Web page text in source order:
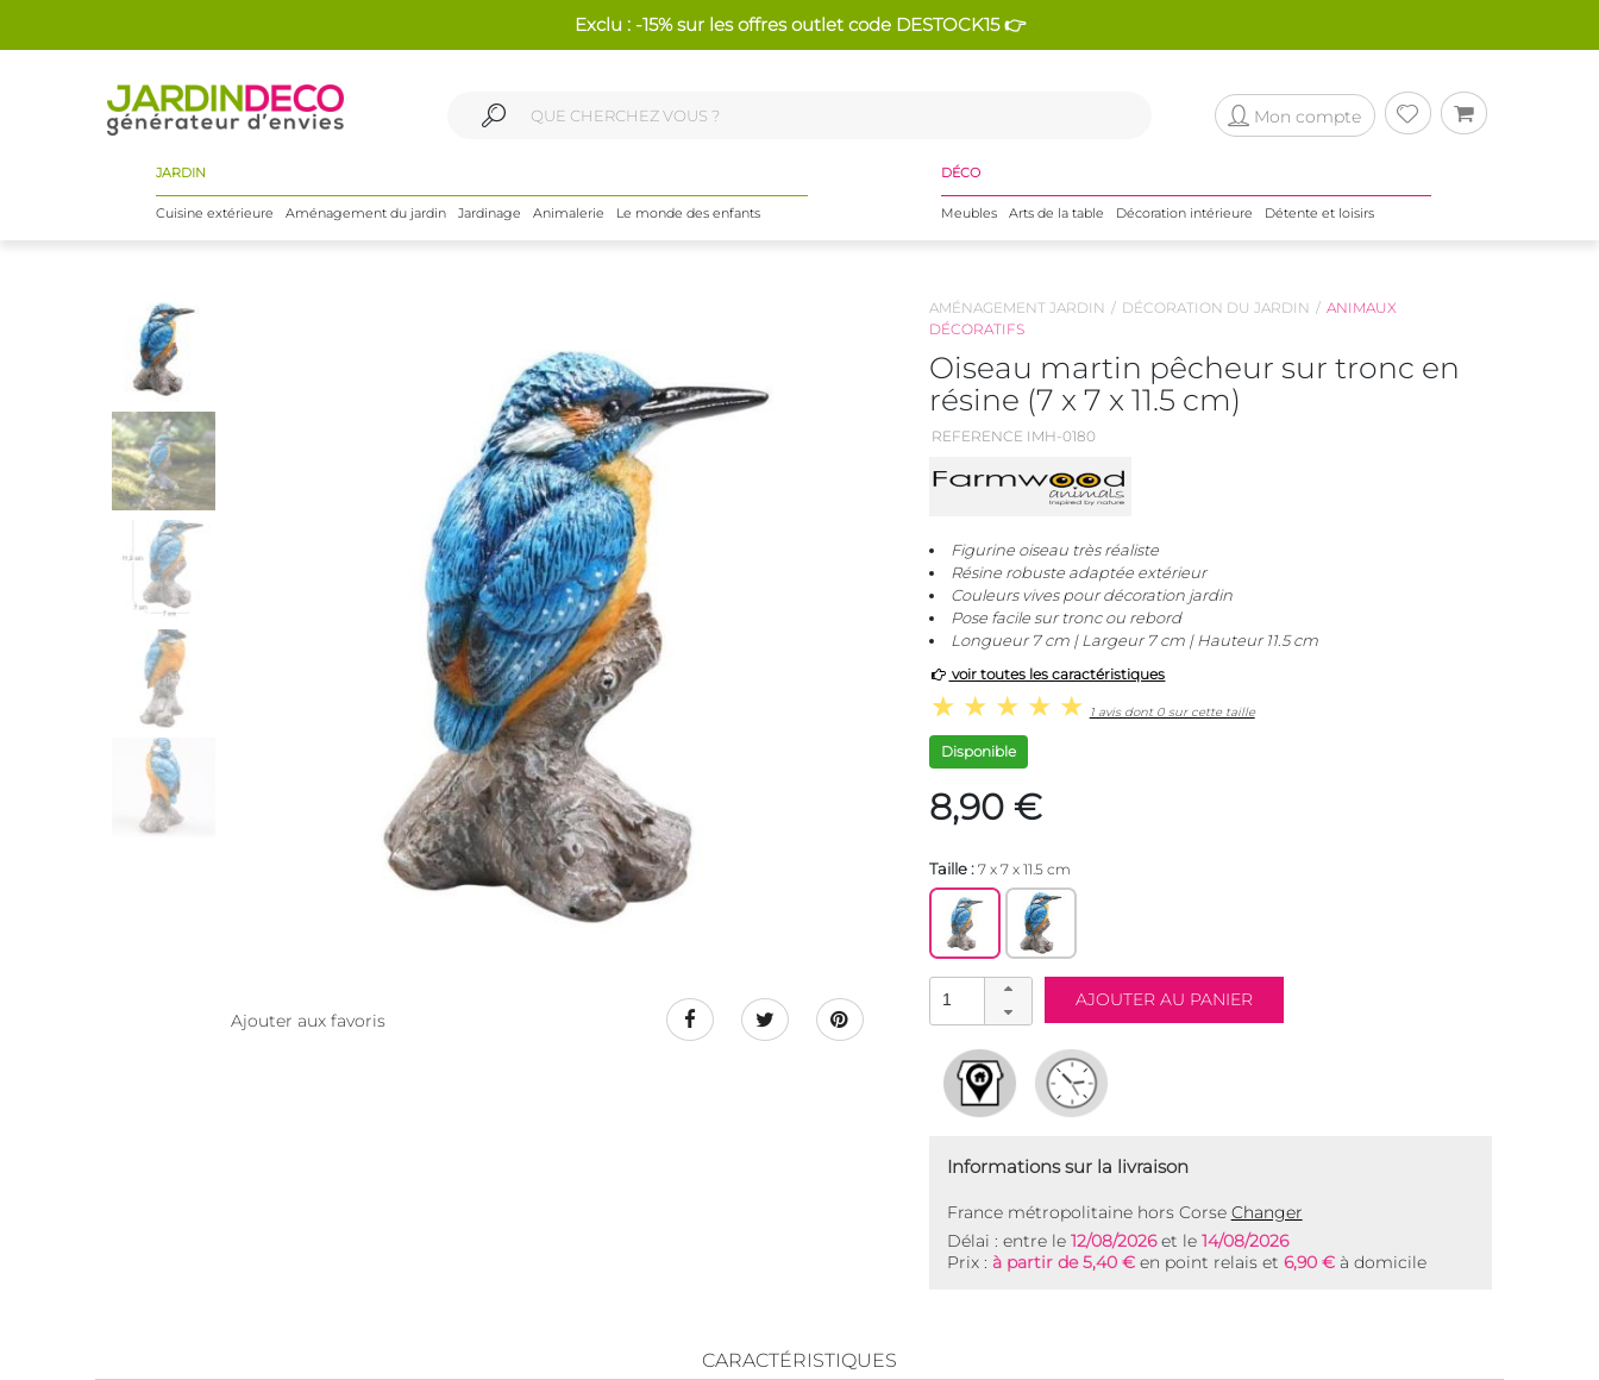
Exclu : -15% sur les offres outlet code DESTOCK15 👉
Mon compte
JARDIN
Cuisine extérieure Aménagement du jardin Jardinage Animalerie Le monde des enfants
DÉCO
Meubles Arts de la table Décoration intérieure Détente et loisirs
Ajouter aux favoris
AMÉNAGEMENT JARDIN DÉCORATION DU JARDIN
ANIMAUX
DÉCORATIFS
Oiseau martin pêcheur sur tronc en
résine (7 x 7 x 11.5 cm)
REFERENCE IMH-0180
Figurine oiseau très réaliste
Résine robuste adaptée extérieur
Couleurs vives pour décoration jardin
Pose facile sur tronc ou rebord
Longueur 7 cm | Largeur 7 cm | Hauteur 11.5 cm
voir toutes les caractéristiques
1 avis dont 0 sur cette taille
Disponible
8,90 €
Taille : 7 x 7 x 11.5 cm
Informations sur la livraison
France métropolitaine hors Corse Changer
Délai : entre le 12/08/2026et le 14/08/2026
Prix : à partir de 5,40 € en point relais et 6,90 €à domicile
CARACTÉRISTIQUES